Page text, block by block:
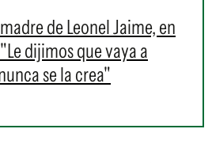
de Leonel Jaime, en
dijimos que vaya a
se la crea"